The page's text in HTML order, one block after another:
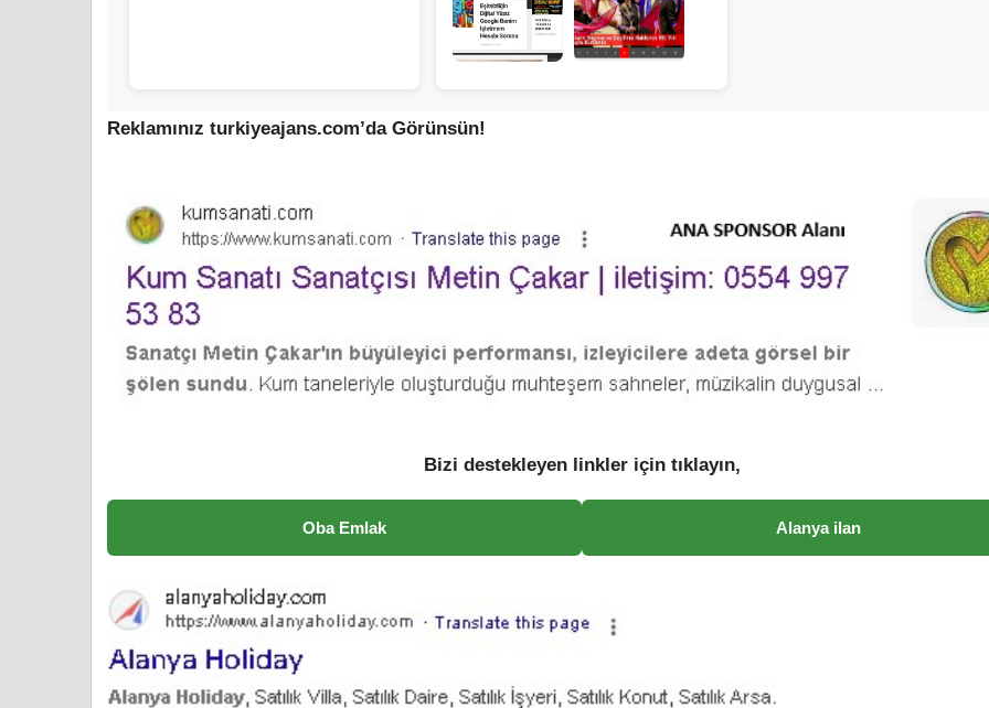
Reklamınız turkiyeajans.com’da Görünsün!
Bizi destekleyen linkler için tıklayın,
Oba Emlak Alanya ilan